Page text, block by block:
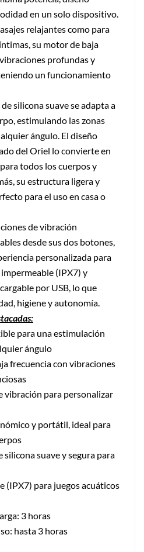
en un solo dispositivo.
relajantes como para
su motor de baja
profundas y
un funcionamiento
silicona suave se adapta a
estimulando las zonas
ángulo. El diseño
del Oriel lo convierte en
todos los cuerpos y
su estructura ligera y
para el uso en casa o
de vibración
desde sus dos botones,
personalizada para
(IPX7) y
por USB, lo que
higiene y autonomía.
para una estimulación
ángulo
frecuencia con vibraciones
vibración para personalizar
y portátil, ideal para
silicona suave y segura para
(IPX7) para juegos acuáticos
3 horas
hasta 3 horas